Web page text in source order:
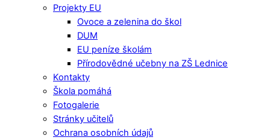
Projekty EU
Ovoce a zelenina do škol
DUM
EU peníze školám
Přírodovědné učebny na ZŠ Lednice
Kontakty
Škola pomáhá
Fotogalerie
Stránky učitelů
Ochrana osobních údajů